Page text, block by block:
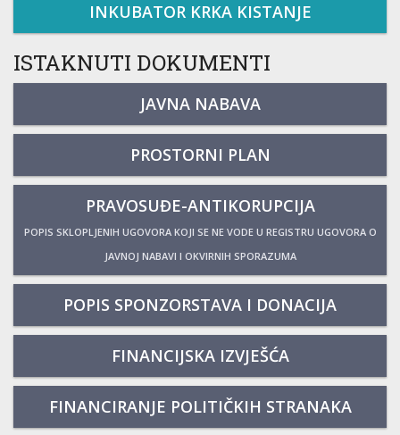
INKUBATOR KRKA KISTANJE
ISTAKNUTI DOKUMENTI
JAVNA NABAVA
PROSTORNI PLAN
PRAVOSUĐE-ANTIKORUPCIJA
POPIS SKLOPLJENIH UGOVORA KOJI SE NE VODE U REGISTRU UGOVORA O
JAVNOJ NABAVI I OKVIRNIH SPORAZUMA
POPIS SPONZORSTAVA I DONACIJA
FINANCIJSKA IZVJEŠĆA
FINANCIRANJE POLITIČKIH STRANAKA